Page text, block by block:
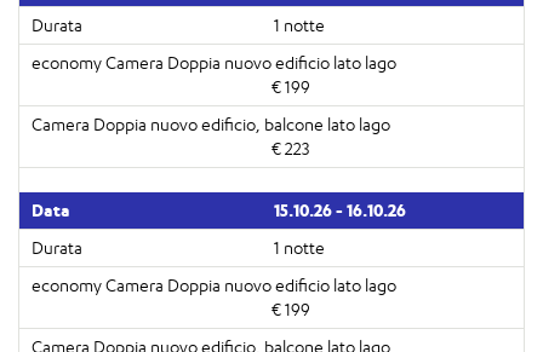
1 notte
€ 199
€ 223
15.10.26 - 16.10.26
1 notte
€ 199